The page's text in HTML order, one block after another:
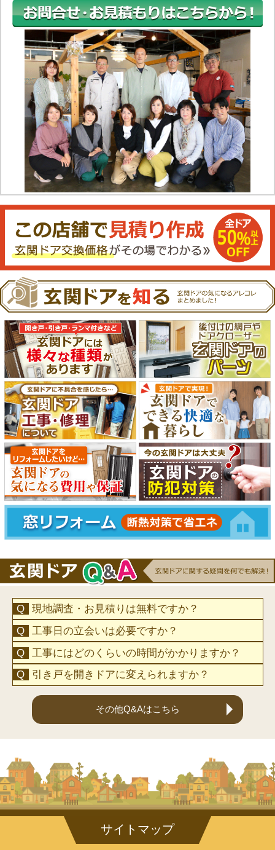
現地調査・お見積りは無料ですか？
工事日の立会いは必要ですか？
工事にはどのくらいの時間がかかりますか？
引き戸を開きドアに変えられますか？
その他Q&Aはこちら